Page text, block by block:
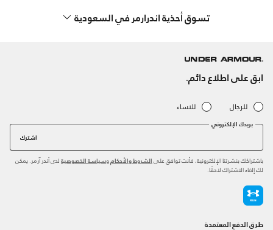
تسوق أحذية اندرارمر في السعودية
ابق على اطلاع دائم.
للرجال للنساء
بريدك الإلكتروني
اشترك
باشتراكك بنشرتنا الإلكترونية، فأنت توافق على الشروط والأحكام وسياسة الخصوصية لدى أندر آرمر. يمكن
لك إلغاء الاشتراك لاحقًا.
طرق الدفع المعتمدة